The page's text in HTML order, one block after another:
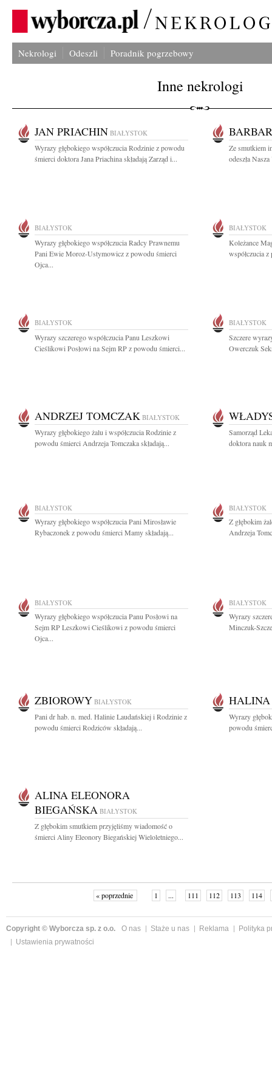
Nekrologi Odeszli Poradnik pogrzebowy
Inne nekrologi
JAN PRIACHIN BIAŁYSTOK
Wyrazy głębokiego współczucia Rodzinie z powodu
śmierci doktora Jana Priachina składają Zarząd i...
Ze smutkiem
odeszła
BIAŁYSTOK
Wyrazy głębokiego współczucia Radcy Prawnemu
Pani Ewie Moroz-Ustymowicz z powodu śmierci
Ojca...
BIAŁYSTOK
Koleżance
współczucia
BIAŁYSTOK
Wyrazy szczerego współczucia Panu Leszkowi
Cieślikowi Posłowi na Sejm RP z powodu śmierci...
BIAŁYSTOK
Szczere
Owerczuk
ANDRZEJ TOMCZAK BIAŁYSTOK
Wyrazy głębokiego żalu i współczucia Rodzinie z
powodu śmierci Andrzeja Tomczaka składają...
Samorząd
doktora nauk
BIAŁYSTOK
Wyrazy głębokiego współczucia Pani Mirosławie
Rybaczonek z powodu śmierci Mamy składają...
BIAŁYSTOK
Z głębokim
Andrzeja
BIAŁYSTOK
Wyrazy głębokiego współczucia Panu Posłowi na
Sejm RP Leszkowi Cieślikowi z powodu śmierci
Ojca...
BIAŁYSTOK
Wyrazy
Minczuk-
ZBIOROWY BIAŁYSTOK
Pani dr hab. n. med. Halinie Laudańskiej i Rodzinie z
powodu śmierci Rodziców składają...
HALINA
Wyrazy
powodu
ALINA ELEONORA
BIEGAŃSKA BIAŁYSTOK
Z głębokim smutkiem przyjęliśmy wiadomość o
śmierci Aliny Eleonory Biegańskiej Wieloletniego...
« poprzednie 1 ... 111 112 113 114
Copyright © Wyborcza sp. z o.o. O nas Staże u nas Reklama
Polityka
Ustawienia prywatności